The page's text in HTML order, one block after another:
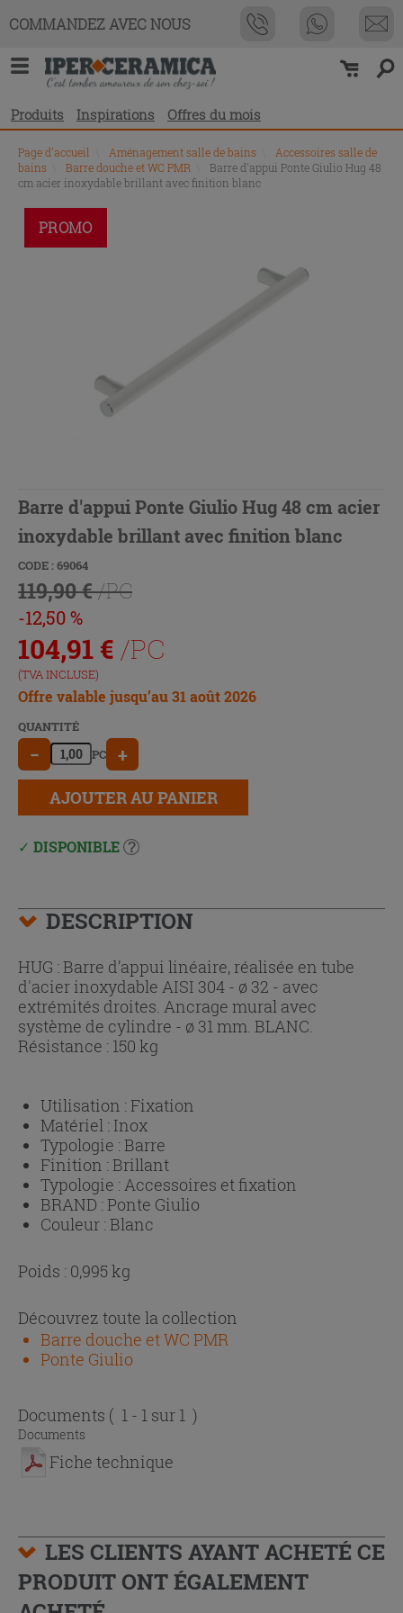
COMMANDEZ AVEC NOUS
Produits Inspirations Offres du mois
Page d'accueil Aménagement salle de bains
Accessoires salle de
bains
Barre douche et WC PMR
Barre d'appui Ponte Giulio Hug 48
cm acier inoxydable brillant avec finition blanc
PROMO
Barre d'appui Ponte Giulio Hug 48 cm acier
inoxydable brillant avec finition blanc
CODE : 69064
119,90 €/PC
-12,50 %
104,91 € /PC
(TVA INCLUSE)
Offre valable jusqu’au 31 août 2026
QUANTITÉ
− PC +
AJOUTER AU PANIER
DISPONIBLE
DESCRIPTION
HUG : Barre d’appui linéaire, réalisée en tube
d'acier inoxydable AISI 304 - ø 32 - avec
extrémités droites. Ancrage mural avec
système de cylindre - ø 31 mm. BLANC.
Résistance : 150 kg
Utilisation :Fixation
Matériel : Inox
Typologie :Barre
Finition :Brillant
Typologie :Accessoires et fixation
BRAND :Ponte Giulio
Couleur :Blanc
Poids : 0,995 kg
Découvrez toute la collection
Barre douche et WC PMR
Ponte Giulio
Documents ( 1 - 1 sur 1 )
Documents
Fiche technique
LES CLIENTS AYANT ACHETÉ CE
PRODUIT ONT ÉGALEMENT